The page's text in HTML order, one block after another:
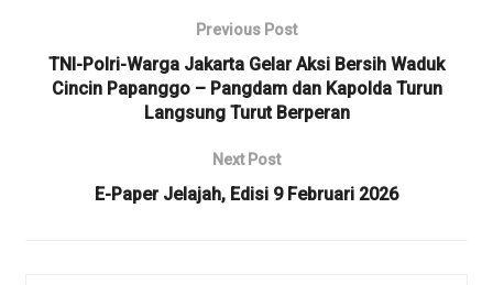
Previous Post
TNI-Polri-Warga Jakarta Gelar Aksi Bersih Waduk
Cincin Papanggo – Pangdam dan Kapolda Turun
Langsung Turut Berperan
Next Post
E-Paper Jelajah, Edisi 9 Februari 2026